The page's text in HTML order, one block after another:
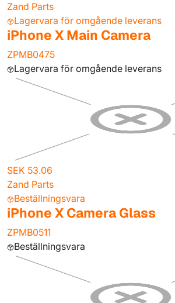
Zand Parts
Lagervara för omgående leverans
iPhone X Main Camera
ZPMB0475
Lagervara för omgående leverans
SEK 53.06
Zand Parts
Beställningsvara
iPhone X Camera Glass
ZPMB0511
Beställningsvara